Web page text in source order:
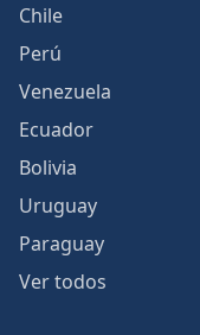
Chile
Perú
Venezuela
Ecuador
Bolivia
Uruguay
Paraguay
Ver todos